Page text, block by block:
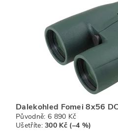
Dalekohled Fomei 8x56
Původně: 6 890 Kč
Ušetříte:300 Kč (–4 %)